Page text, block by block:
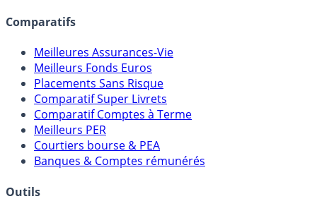
Comparatifs
Meilleures Assurances-Vie
Meilleurs Fonds Euros
Placements Sans Risque
Comparatif Super Livrets
Comparatif Comptes à Terme
Meilleurs PER
Courtiers bourse & PEA
Banques & Comptes rémunérés
Outils